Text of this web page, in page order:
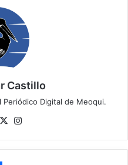
Castillo
Digital de Meoqui.
Facebook
X